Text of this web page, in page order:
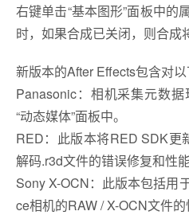
右键单击“基本图形”面板中的
时，如果合成已关闭，则合成
新版本的After Effects包含对以
Panasonic：相机采集元数
“动态媒体”面板中。
RED：此版本将RED SDK更
解码.r3d文件的错误修复和性能
Sony X-OCN：此版本包括用
ce相机的RAW / X-OCN文件的